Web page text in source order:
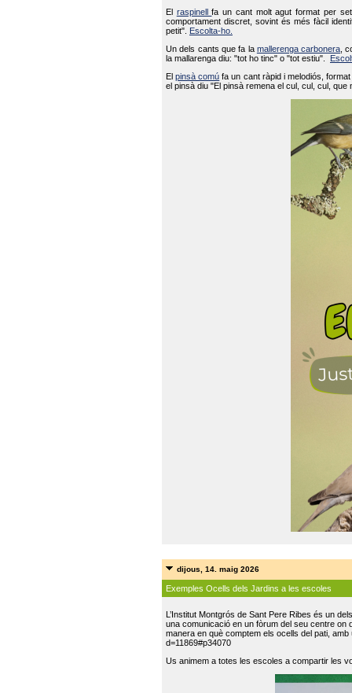
El raspinellfa un cant molt agut format per
comportament discret, sovint és més fàcil
petit".
Escolta-ho.
Un dels cants que fa la mallerenga carbonera ,
la mallarenga diu: "tot ho tinc" o "tot estiu".
Elpinsà comú fa un cant ràpid i melodiós,
el pinsà diu "El pinsà remena el cul, cul, cul,
dijous, 14. maig 2026
Exemples Ocells dels Jardins a les escoles
L’Institut Montgrós de Sant Pere Ribes és un
una comunicació en un fòrum del seu centre on
manera en què comptem els ocells del pati,
d=11869#p34070
Us animem a totes les escoles a compartir les